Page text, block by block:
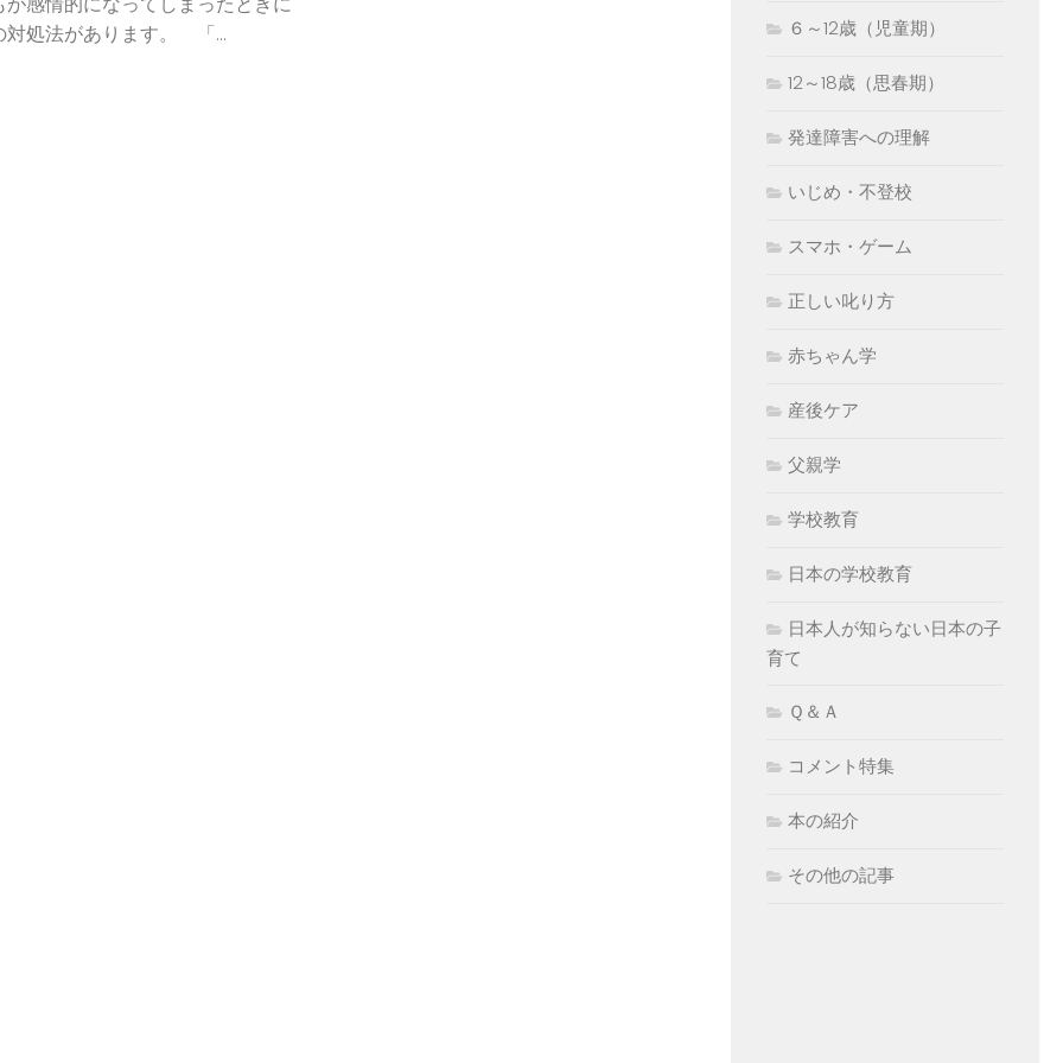
対処法があります。 「...
６～12歳（児童期）
12～18歳（思春期）
発達障害への理解
いじめ・不登校
スマホ・ゲーム
正しい叱り方
赤ちゃん学
産後ケア
父親学
学校教育
日本の学校教育
日本人が知らない日本の子
育て
Ｑ＆Ａ
コメント特集
本の紹介
その他の記事